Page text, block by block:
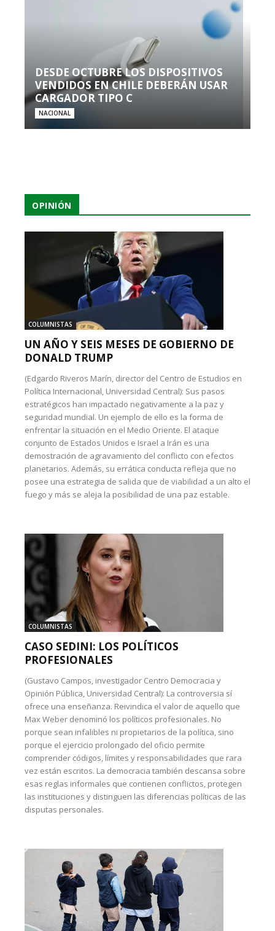
DESDE OCTUBRE LOS DISPOSITIVOS
VENDIDOS EN CHILE DEBERÁN USAR
CARGADOR TIPO C
NACIONAL
OPINIÓN
COLUMNISTAS
UN AÑO Y SEIS MESES DE GOBIERNO DE
DONALD TRUMP
(Edgardo Riveros Marín, director del Centro de Estudios en
Política Internacional, Universidad Central): Sus pasos
estratégicos han impactado negativamente a la paz y
seguridad mundial. Un ejemplo de ello es la forma de
enfrentar la situación en el Medio Oriente. El ataque
conjunto de Estados Unidos e Israel a Irán es una
demostración de agravamiento del conflicto con efectos
planetarios. Además, su errática conducta refleja que no
posee una estrategia de salida que de viabilidad a un alto el
fuego y más se aleja la posibilidad de una paz estable.
COLUMNISTAS
CASO SEDINI: LOS POLÍTICOS
PROFESIONALES
(Gustavo Campos, investigador Centro Democracia y
Opinión Pública, Universidad Central): La controversia sí
ofrece una enseñanza. Reivindica el valor de aquello que
Max Weber denominó los políticos profesionales. No
porque sean infalibles ni propietarios de la política, sino
porque el ejercicio prolongado del oficio permite
comprender códigos, límites y responsabilidades que rara
vez están escritos. La democracia también descansa sobre
esas reglas informales que contienen conflictos, protegen
las instituciones y distinguen las diferencias políticas de las
disputas personales.